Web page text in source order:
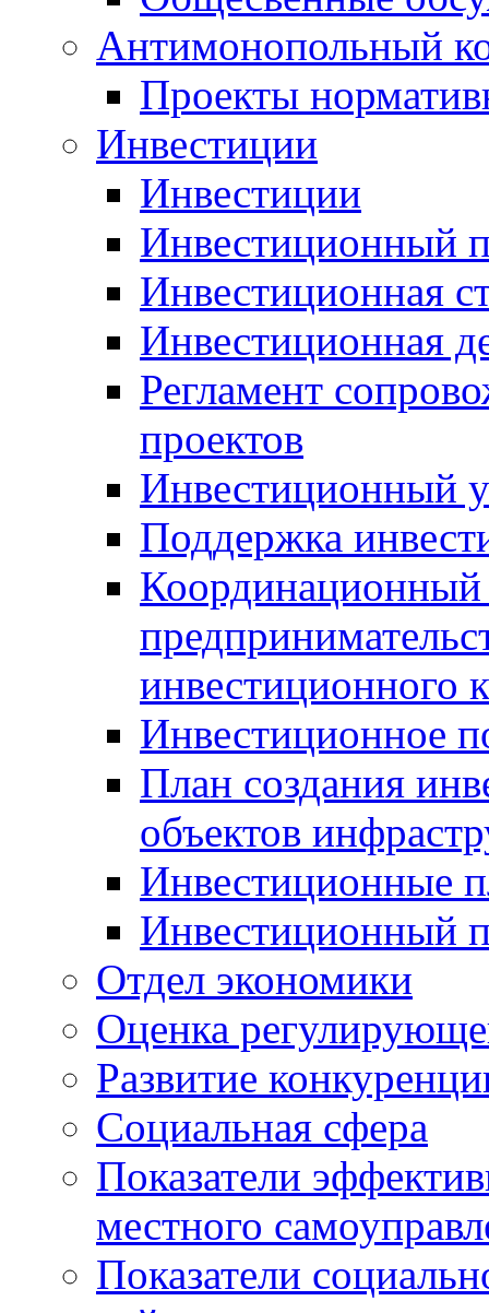
Антимонопольный
Проекты
Инвестиции
Инвестиции
Инвестиционный
Инвестиционная
Инвестиционная
Регламент
проектов
Инвестиционный
Поддержка
Координационный
инвестиционного
Инвестиционное
План создания
объектов
Инвестиционные
Инвестиционный
Отдел экономики
Оценка
Развитие
Социальная сфера
Показатели
местного
Показатели